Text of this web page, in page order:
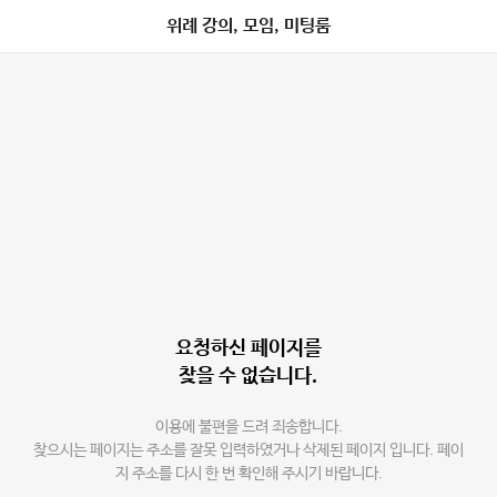
위례 강의, 모임, 미팅룸
요청하신 페이지를
찾을 수 없습니다.
이용에 불편을 드려 죄송합니다.
찾으시는 페이지는 주소를 잘못 입력하였거나 삭제된 페이지 입니다. 페이
지 주소를 다시 한 번 확인해 주시기 바랍니다.